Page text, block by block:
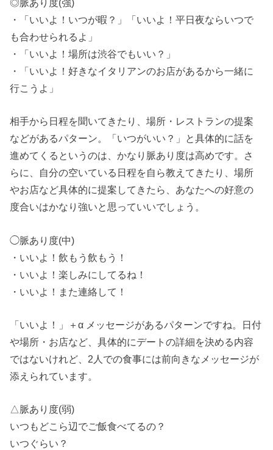
◎脈あり度(強)
・「いいよ！いつが暇？」「いいよ！平日夜ならいつで
も合わせられるよ」
・「いいよ！場所は渋谷でもいい？」
・「いいよ！好きなイタリアンのお店があるから一緒に
行こうよ」
相手から日程を聞いてきたり、場所・レストランの提案
などがあるパターン。「いつがいい？」と具体的に話を
進めてくるというのは、かなり脈あり度は高めです。さ
らに、自分の空いている日程を自ら教えてきたり、場所
やお店など具体的に提案してきたら、あなたへの好意の
度合いはかなり強いと思っていいでしょう。
◯脈あり度(中)
・いいよ！飲もう飲もう！
・いいよ！楽しみにしてるね！
・いいよ！また連絡して！
「いいよ！」＋α メッセージがあるパターンですね。日付
や場所・お店など、具体的にデートの詳細を決める内容
ではないけれど、2人での食事には前向きなメッセージが
添えられています。
△脈あり度(弱)
いつもどこら辺でご飯食べてるの？
いつぐらい？